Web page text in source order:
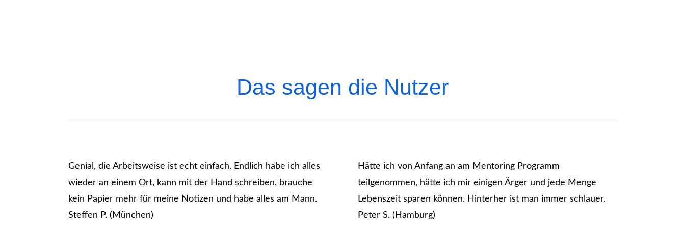
Das sagen die Nutzer
Genial, die Arbeitsweise ist echt einfach. Endlich habe ich alles
wieder an einem Ort, kann mit der Hand schreiben, brauche
kein Papier mehr für meine Notizen und habe alles am Mann.
Steffen P. (München)
Hätte ich von Anfang an am Mentoring Programm
teilgenommen, hätte ich mir einigen Ärger und jede Menge
Lebenszeit sparen können. Hinterher ist man immer schlauer.
Peter S. (Hamburg)